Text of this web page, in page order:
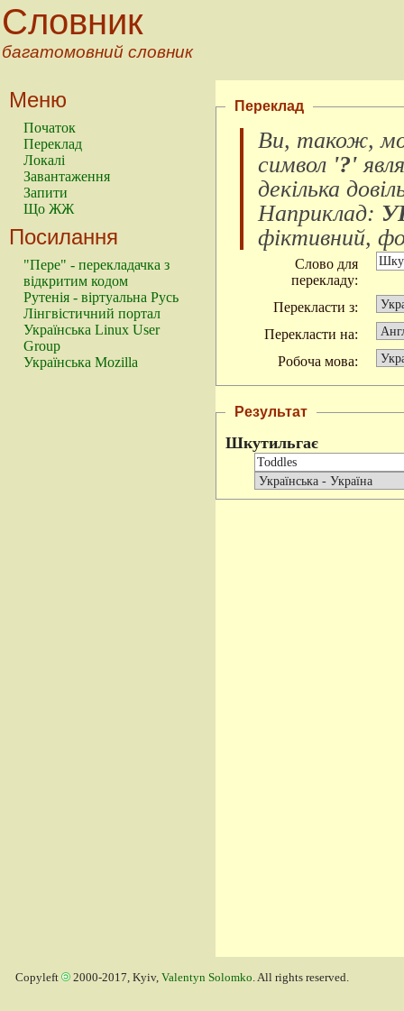
Словник
багатомовний словник
Меню
Початок
Переклад
Локалі
Завантаження
Запити
Що ЖЖ
Посилання
"Пере" - перекладачка з
відкритим кодом
Рутенія - віртуальна Русь
Лінгвістичний портал
Українська Linux User
Group
Українська Mozilla
Переклад
Ви, також,
символ '?'
декілька
Наприклад:
фіктивний,
Слово для
перекладу:
Перекласти з:
Перекласти на:
Робоча мова:
Результат
Шкутильгає
Copyleft 2000-2017, Kyiv, Valentyn Solomko. All rights reserved.